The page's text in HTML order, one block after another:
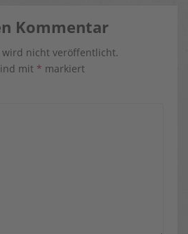
Kommentar
wird nicht veröffentlicht.
mit * markiert